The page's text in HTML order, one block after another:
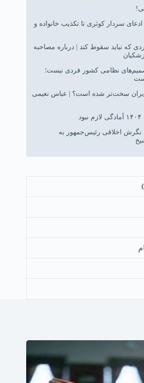
سردار کوثری تا تکذیب خانواده و
که نباید سقوط کند | درباره مصاحبه
نظامی کشور فردی نیست؛
سخت‌تر شده است؟ | عباس نعیمی
نگرش اخلاقی رئیس‌جمهور به